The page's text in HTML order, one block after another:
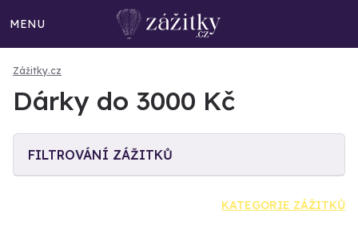
MENU
Zážitky.cz
Dárky do 3000 Kč
FILTROVÁNÍ ZÁŽITKŮ
KATEGORIE ZÁŽITKŮ